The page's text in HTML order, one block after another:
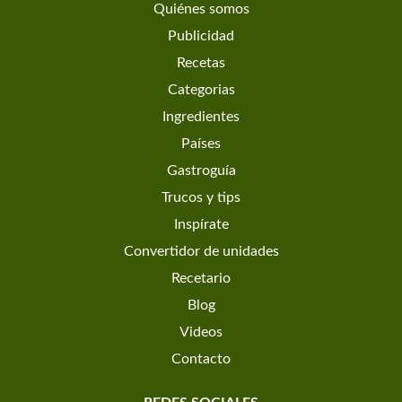
Quiénes somos
Publicidad
Recetas
Categorias
Ingredientes
Países
Gastroguía
Trucos y tips
Inspírate
Convertidor de unidades
Recetario
Blog
Videos
Contacto